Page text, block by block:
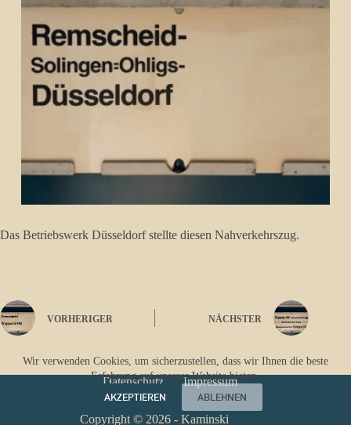
Wir verwenden Cookies, um sicherzustellen, dass wir Ihnen die beste
Erfahrung auf unserer Website bieten.
AKZEPTIEREN
ABLEHNEN
Das Betriebswerk Düsseldorf stellte diesen Nahverkehrszug.
VORHERIGER NÄCHSTER
Datenschutz Impressum
Copyright © 2026 - Kaminski